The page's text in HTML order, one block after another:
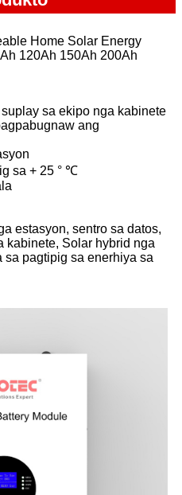
Home Solar Energy
120Ah 150Ah 200Ah
sa ekipo nga kabinete
ang
sa + 25 ° ℃
estasyon, sentro sa datos,
kabinete, Solar hybrid nga
sa pagtipig sa enerhiya sa